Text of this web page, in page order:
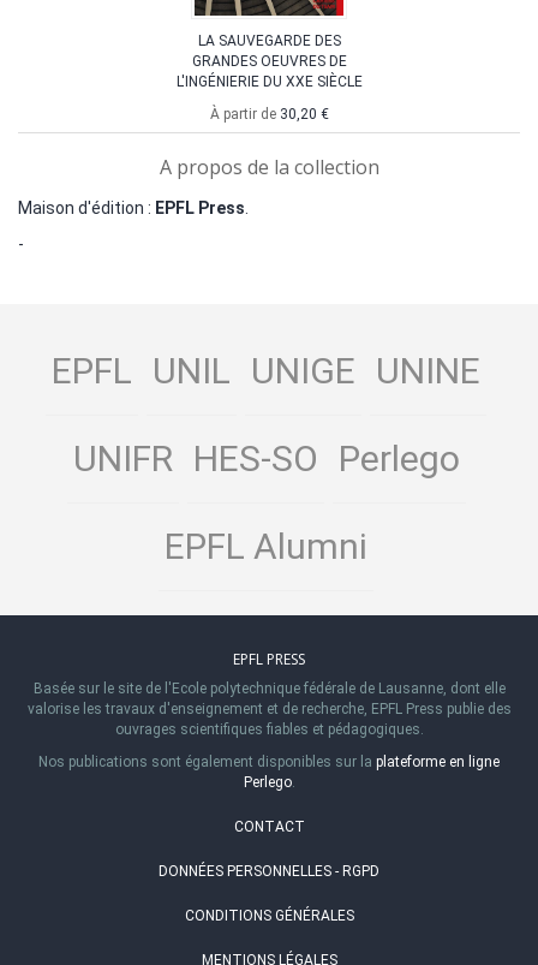
LA SAUVEGARDE DES
GRANDES OEUVRES DE
L'INGÉNIERIE DU XXE SIÈCLE
À partir de 30,20 €
A propos de la collection
Maison d'édition : EPFL Press
-
EPFL UNIL UNIGE UNINE
UNIFR HES-SO Perlego
EPFL Alumni
EPFL PRESS
Basée sur le site de l'Ecole polytechnique fédérale de Lausanne, dont elle
valorise les travaux d'enseignement et de recherche, EPFL Press publie des
ouvrages scientifiques fiables et pédagogiques.
Nos publications sont également disponibles sur la plateforme en ligne
Perlego.
CONTACT
DONNÉES PERSONNELLES - RGPD
CONDITIONS GÉNÉRALES
MENTIONS LÉGALES